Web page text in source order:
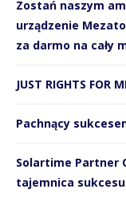
Zostań naszym
urządzenie
za darmo na cały
JUST RIGHTS FOR
Pachnący
Solartime Partner
tajemnica